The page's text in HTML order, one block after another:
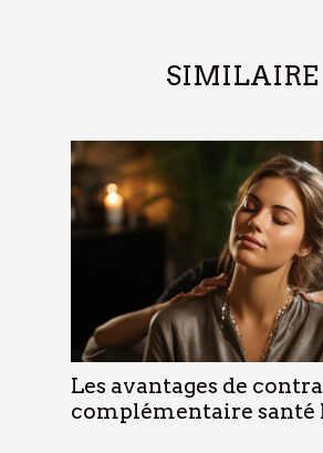
SIMILAIRE
Les avantages de
complémentaire santé